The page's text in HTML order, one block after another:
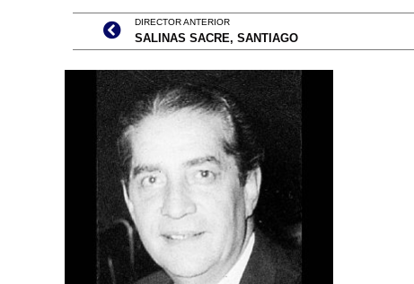
DIRECTOR ANTERIOR
SALINAS SACRE, SANTIAGO